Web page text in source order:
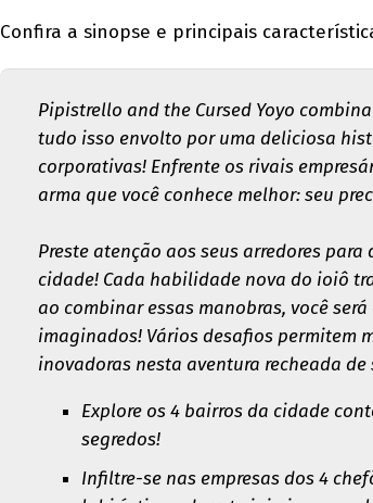
Confira a sinopse e principais
Pipistrello and the Cursed Yoyo
tudo isso envolto por uma deliciosa
corporativas! Enfrente os rivais
arma que você conhece melhor: seu
Preste atenção aos seus arredores
cidade! Cada habilidade nova do ioiô
ao combinar essas manobras, você
imaginados! Vários desafios permitem
inovadoras nesta aventura recheada de
Explore os 4 bairros da cidade
segredos!
Infiltre-se nas empresas dos 4